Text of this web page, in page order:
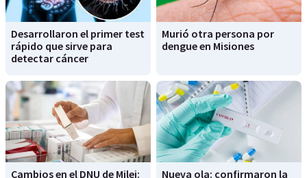
Desarrollaron el primer test
rápido que sirve para
detectar cáncer
Murió otra persona por
dengue en Misiones
Cambios en el DNU de Milei: Nueva ola: confirmaron la